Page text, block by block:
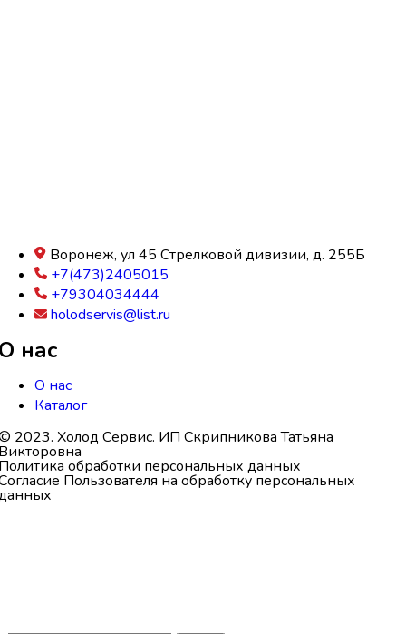
Воронеж, ул 45 Стрелковой дивизии, д. 255Б
+7(473)2405015
+79304034444
holodservis@list.ru
нас
О нас
Каталог
2023. Холод Сервис. ИП Скрипникова Татьяна
обработки персональных данных
Пользователя на обработку персональных